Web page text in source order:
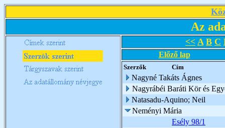
Az
<< A B C
Előző lap
Szerzők Cím
Nagyné Takáts Ágnes
Nagyrábéi Baráti Kör és
Natasadu-Aquino; Neil
Neményi Mária
Esély 98/1